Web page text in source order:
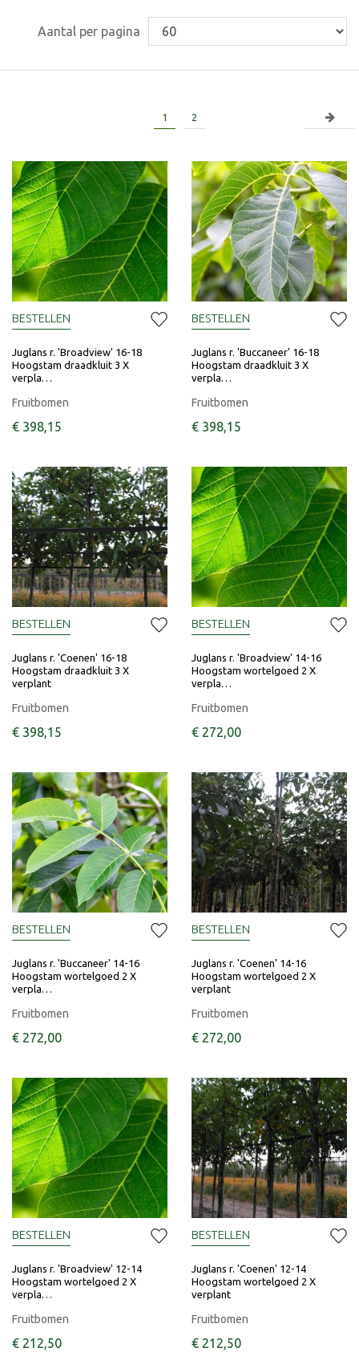
Aantal per pagina
1 2
Juglans r. 'Broadview' 16-18
Hoogstam draadkluit 3 X
verpla…
Fruitbomen
€ 398,15
BESTELLEN
Juglans r. 'Buccaneer' 16-18
Hoogstam draadkluit 3 X
verpla…
Fruitbomen
€ 398,15
BESTELLEN
Juglans r. 'Coenen' 16-18
Hoogstam draadkluit 3 X
verplant
Fruitbomen
€ 398,15
BESTELLEN
Juglans r. 'Broadview' 14-16
Hoogstam wortelgoed 2 X
verpla…
Fruitbomen
€ 272,00
BESTELLEN
Juglans r. 'Buccaneer' 14-16
Hoogstam wortelgoed 2 X
verpla…
Fruitbomen
€ 272,00
BESTELLEN
Juglans r. 'Coenen' 14-16
Hoogstam wortelgoed 2 X
verplant
Fruitbomen
€ 272,00
BESTELLEN
Juglans r. 'Broadview' 12-14
Hoogstam wortelgoed 2 X
verpla…
Fruitbomen
€ 212,50
BESTELLEN
Juglans r. 'Coenen' 12-14
Hoogstam wortelgoed 2 X
verplant
Fruitbomen
€ 212,50
BESTELLEN